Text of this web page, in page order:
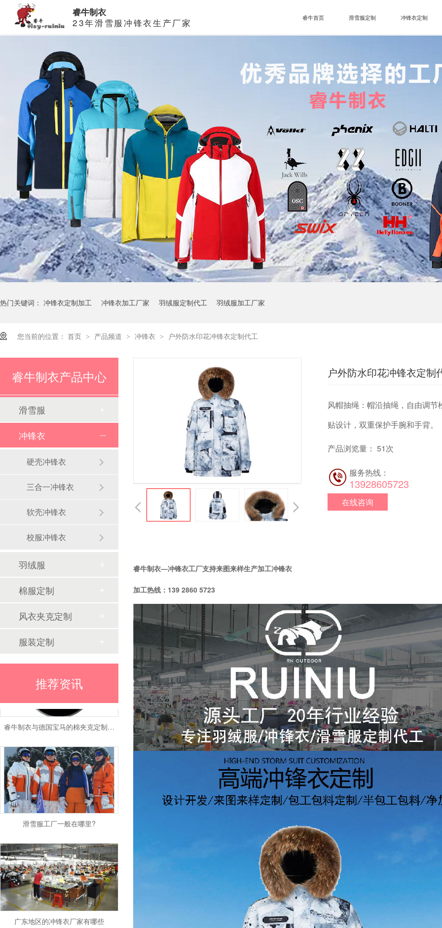
睿牛制衣
23年滑雪服冲锋衣生产厂家 睿牛首页 滑雪服定制 冲锋衣定制
热门关键词： 冲锋衣定制加工 冲锋衣加工厂家 羽绒服定制代工 羽绒服加工厂家
您当前的位置： 首页 > 产品频道 > 冲锋衣 > 户外防水印花冲锋衣定制代工
户外防水印花冲锋衣定制
风帽抽绳：帽沿抽绳，自由调
贴设计，双重保护手腕和手背。
产品浏览量： 51次
服务热线：
13928605723
在线咨询
睿牛制衣—冲锋衣工厂支持来图来样生产加工冲锋衣
加工热线：139 2860 5723
睿牛制衣产品中心
滑雪服
冲锋衣
硬壳冲锋衣
三合一冲锋衣
软壳冲锋衣
校服冲锋衣
羽绒服
棉服定制
风衣夹克定制
服装定制
推荐资讯
23 年深耕滑雪服制造领域！睿牛制衣成欢乐雪域滑雪服 “优选搭档”
为什么羽绒服代工厂集中在南方
滑雪服工厂一般在哪里?
广东地区的冲锋衣厂家有哪些